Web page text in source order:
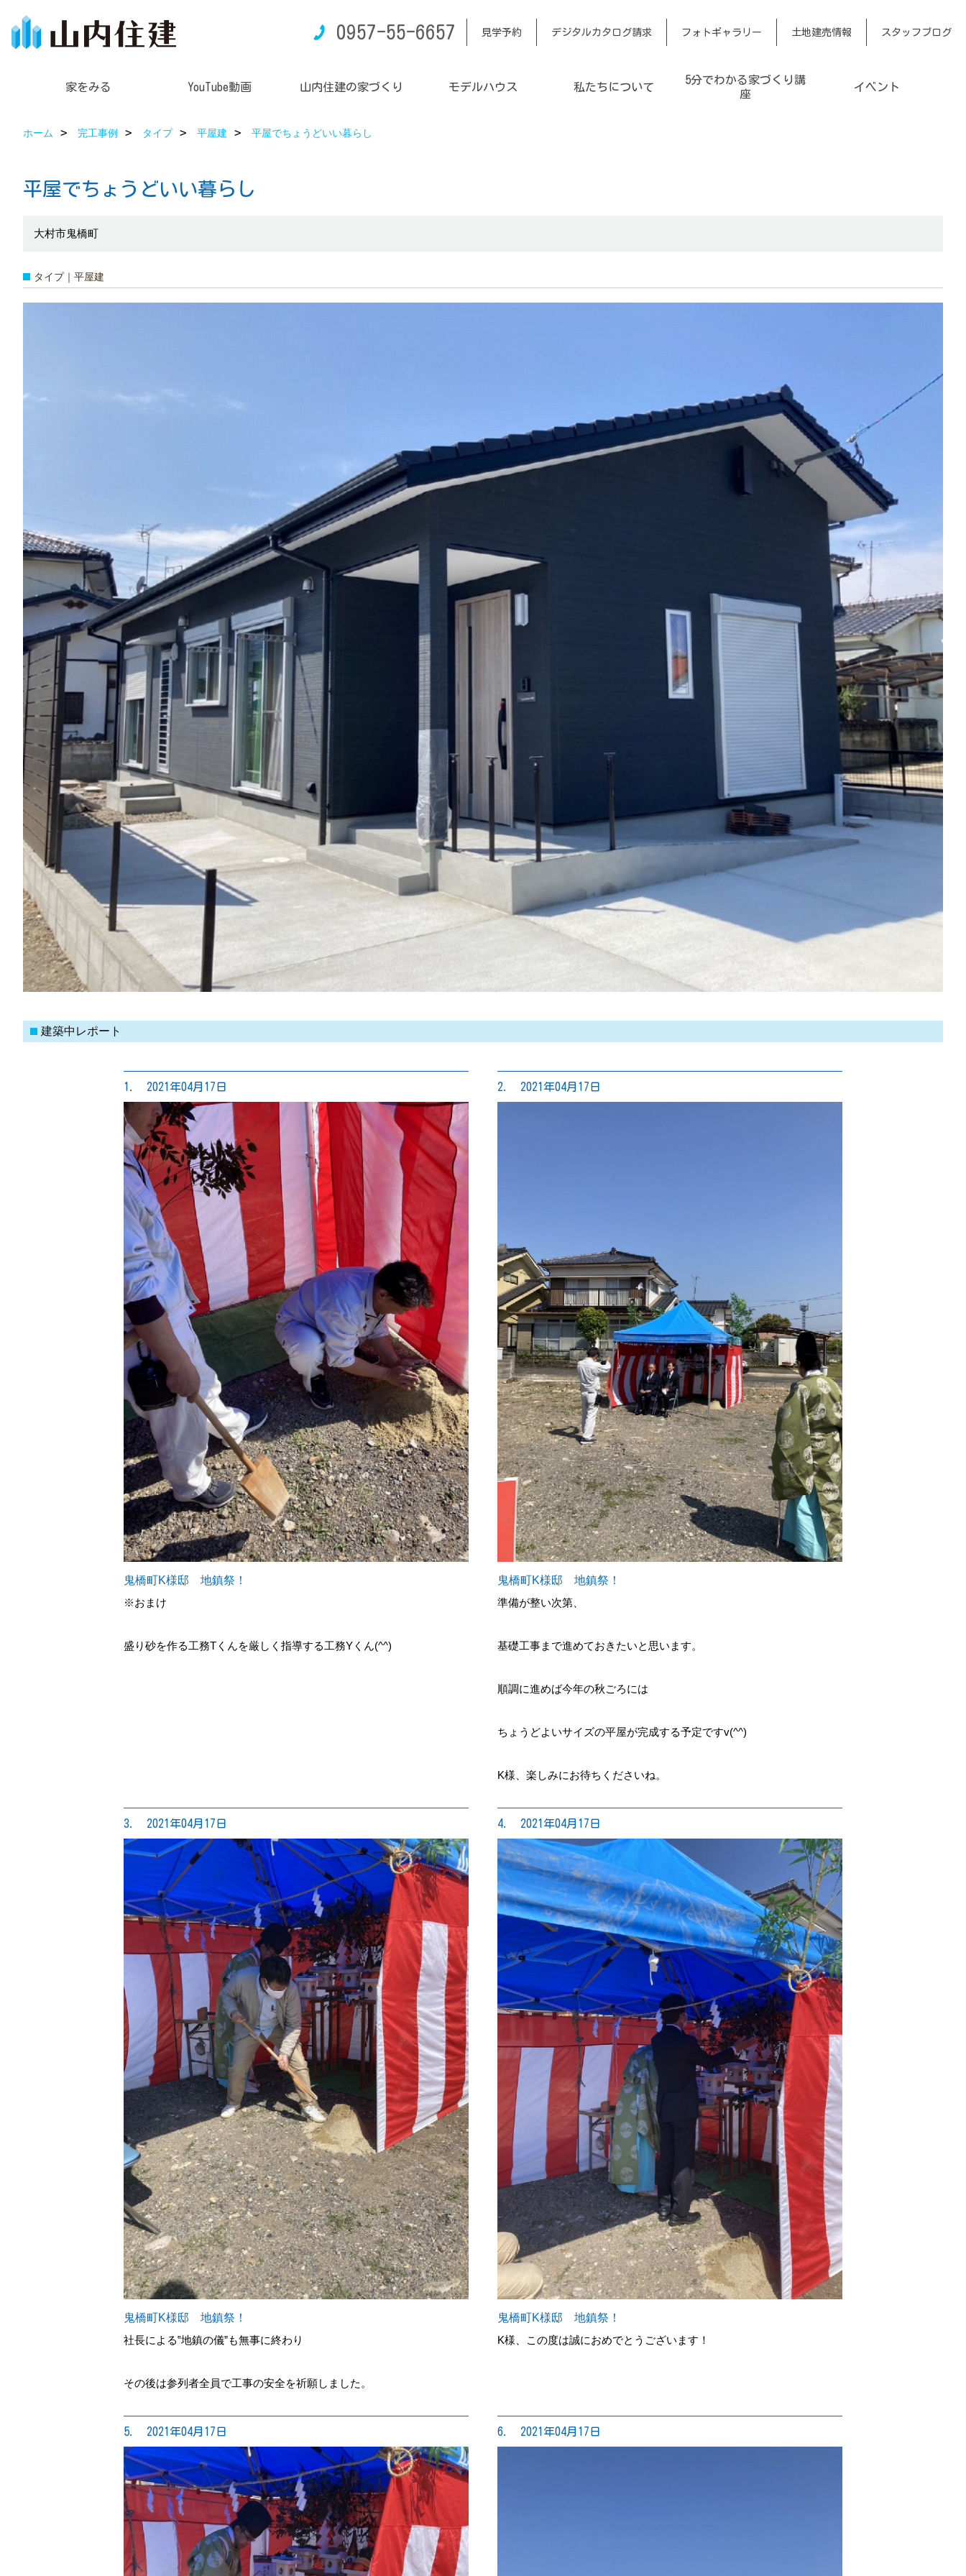
0957-55-6657 見学予約 デジタルカタログ請求 フォトギャラリー 土地建売情報 スタッフブログ
家をみる YouTube動画 山内住建の家づくり モデルハウス 私たちについて
5分でわかる家づくり講
座
イベント
ホーム 完工事例 タイプ 平屋建 平屋でちょうどいい暮らし
平屋でちょうどいい暮らし
大村市鬼橋町
タイプ｜平屋建
建築中レポート
1. 2021年04月17日
鬼橋町K様邸 地鎮祭！
※おまけ
盛り砂を作る工務Tくんを厳しく指導する工務Yくん(^^)
2. 2021年04月17日
鬼橋町K様邸 地鎮祭！
準備が整い次第、
基礎工事まで進めておきたいと思います。
順調に進めば今年の秋ごろには
ちょうどよいサイズの平屋が完成する予定ですv(^^)
K様、楽しみにお待ちくださいね。
3. 2021年04月17日
鬼橋町K様邸 地鎮祭！
社長による‟地鎮の儀”も無事に終わり
その後は参列者全員で工事の安全を祈願しました。
4. 2021年04月17日
鬼橋町K様邸 地鎮祭！
K様、この度は誠におめでとうございます！
5. 2021年04月17日 6. 2021年04月17日